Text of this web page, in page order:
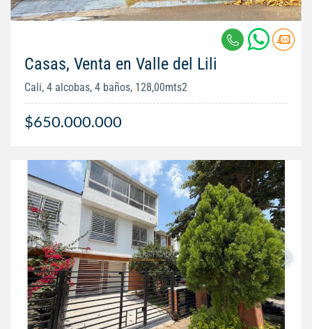
Casas, Venta en Valle del Lili
Cali, 4 alcobas, 4 baños, 128,00mts2
$650.000.000